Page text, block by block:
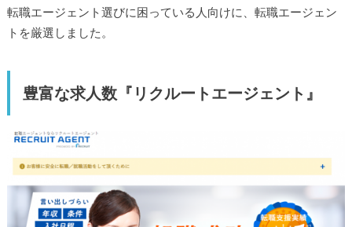
転職エージェント選びに困っている人向けに、転職エージェン
トを厳選しました。
豊富な求人数『リクルートエージェント』